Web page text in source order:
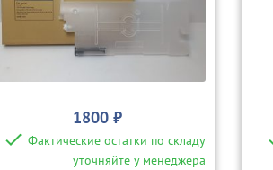
1800 ₽
Фактические остатки по складу
уточняйте у менеджера